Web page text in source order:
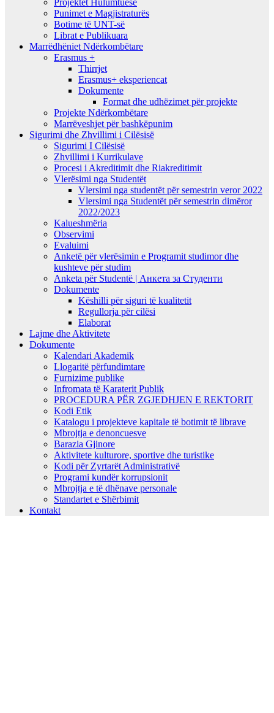
Punimet e Magjistraturës
Botime të UNT-së
Librat e Publikuara
Marrëdhëniet Ndërkombëtare
Erasmus +
Thirrjet
Erasmus+ eksperiencat
Dokumente
Format dhe udhëzimet për projekte
Projekte Ndërkombëtare
Marrëveshjet për bashkëpunim
Sigurimi dhe Zhvillimi i Cilësisë
Sigurimi I Cilësisë
Zhvillimi i Kurrikulave
Procesi i Akreditimit dhe Riakreditimit
Vlerësimi nga Studentët
Vlersimi nga studentët për semestrin veror 2022
Vlersimi nga Studentët për semestrin dimëror
2022/2023
Kalueshmëria
Observimi
Evaluimi
Anketë për vlerësimin e Programit studimor dhe
kushteve për studim
Anketa për Studentë | Анкета за Студенти
Dokumente
Këshilli për siguri të kualitetit
Regullorja për cilësi
Elaborat
Lajme dhe Aktivitete
Dokumente
Kalendari Akademik
Llogaritë përfundimtare
Furnizime publike
Infromata të Karaterit Publik
PROCEDURA PËR ZGJEDHJEN E REKTORIT
Kodi Etik
Katalogu i projekteve kapitale të botimit të librave
Mbrojtja e denoncuesve
Barazia Gjinore
Aktivitete kulturore, sportive dhe turistike
Kodi për Zyrtarët Administrativë
Programi kundër korrupsionit
Mbrojtja e të dhënave personale
Standartet e Shërbimit
Kontakt